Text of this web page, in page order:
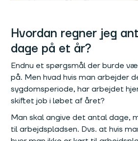
Hvordan regner jeg
dage på et år?
Endnu et spørgsmål der burde
på. Men hvad hvis man arbejder
sygdomsperiode, har arbejdet
skiftet job i løbet af året?
Man skal angive det antal dage,
til arbejdspladsen. Dvs. at hvis